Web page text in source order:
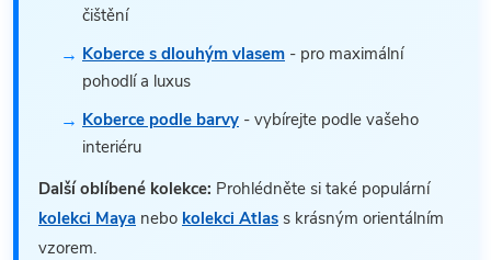
čištění
Koberce s dlouhým vlasem - pro maximální
pohodlí a luxus
Koberce podle barvy - vybírejte podle vašeho
interiéru
Další oblíbené kolekce: Prohlédněte si také populární
kolekci Maya nebo kolekci Atlas s krásným orientálním
vzorem.